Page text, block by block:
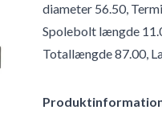
diameter 56.50,
Spolebolt længde
Totallængde 87.00,